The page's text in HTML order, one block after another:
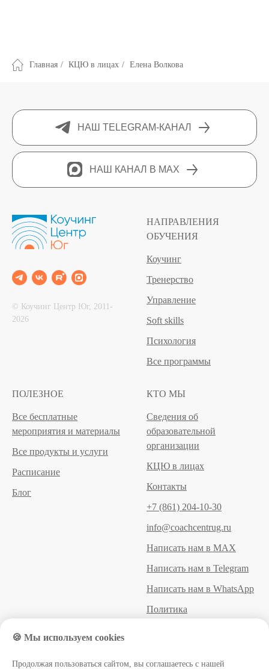
🍪 Мы используем cookies
Продолжая пользоваться сайтом, вы соглашаетесь с нашей
Главная / КЦЮ в лицах / Елена Волкова
НАШ TELEGRAM-КАНАЛ
НАШ КАНАЛ В MAX
© Коучинг Центр Юг, 2011‐
2026
НАПРАВЛЕНИЯ
ОБУЧЕНИЯ
Коучинг
Тренерство
Управление
Soft skills
Психология
Все программы
ПОЛЕЗНОЕ
Все бесплатные
мероприятия и материалы
Все продукты и услуги
Расписание
Блог
КТО МЫ
Сведения об
образовательной
организации
КЦЮ в лицах
Контакты
+7 (861) 204-10-30
info@coachcentrug.ru
Написать нам в MAX
Написать нам в Telegram
Написать нам в WhatsApp
Политика